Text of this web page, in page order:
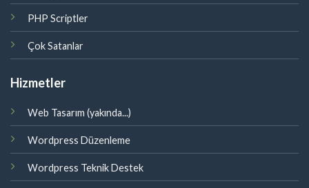
PHP Scriptler
Çok Satanlar
Hizmetler
Web Tasarım (yakında...)
Wordpress Düzenleme
Wordpress Teknik Destek